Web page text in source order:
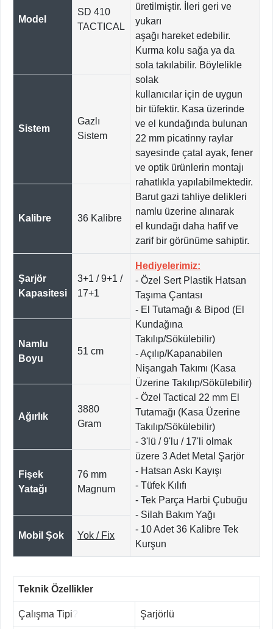
Model
SD 410
TACTICAL
üretilmiştir. İleri geri ve
yukarı
aşağı hareket edebilir.
Kurma kolu sağa ya da
sola takılabilir. Böylelikle
solak
kullanıcılar için de uygun
bir tüfektir. Kasa üzerinde
ve el kundağında bulunan
22 mm picatinny raylar
sayesinde çatal ayak, fener
ve optik ürünlerin montajı
rahatlıkla yapılabilmektedir.
Barut gazi tahliye delikleri
namlu üzerine alınarak
el kundağı daha hafif ve
zarif bir görünüme sahiptir.
Sistem
Gazlı
Sistem
Kalibre 36 Kalibre
Şarjör
Kapasitesi
3+1 / 9+1 /
17+1
Hediyelerimiz:
- Özel Sert Plastik Hatsan
Taşıma Çantası
- El Tutamağı & Bipod (El
Kundağına
Takılıp/Sökülebilir)
- Açılıp/Kapanabilen
Nişangah Takımı (Kasa
Üzerine Takılıp/Sökülebilir)
- Özel Tactical 22 mm El
Tutamağı (Kasa Üzerine
Takılıp/Sökülebilir)
- 3'lü / 9'lu / 17'li olmak
üzere 3 Adet Metal Şarjör
- Hatsan Askı Kayışı
- Tüfek Kılıfı
- Tek Parça Harbi Çubuğu
- Silah Bakım Yağı
- 10 Adet 36 Kalibre Tek
Kurşun
Namlu
Boyu
51 cm
Ağırlık
3880
Gram
Fişek
Yatağı
76 mm
Magnum
Mobil Şok Yok / Fix
Teknik Özellikler
Çalışma Tipi Şarjörlü